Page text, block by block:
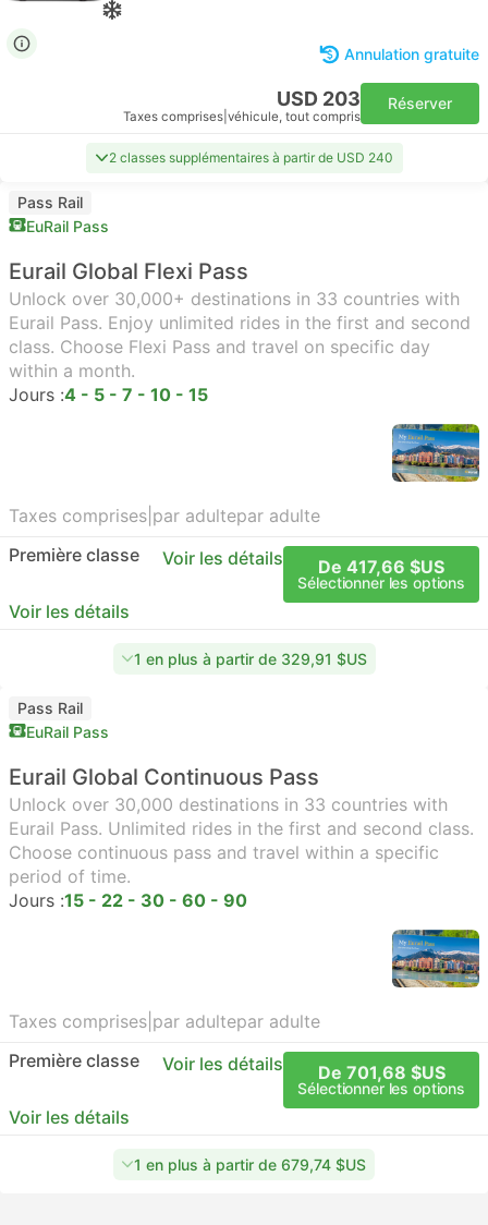
Annulation gratuite
USD 203
Taxes comprises véhicule, tout compris
Réserver
2 classes supplémentaires à partir de USD 240
Pass Rail
EuRail Pass
Eurail Global Flexi Pass
Unlock over 30,000+ destinations in 33 countries with
Eurail Pass. Enjoy unlimited rides in the first and second
class. Choose Flexi Pass and travel on specific day
within a month.
Jours :4 - 5 - 7 - 10 - 15
Taxes comprises par adultepar adulte
Première classe
Voir les détails De 417,66 $US
Sélectionner les options
Voir les détails
1 en plus à partir de 329,91 $US
Pass Rail
EuRail Pass
Eurail Global Continuous Pass
Unlock over 30,000 destinations in 33 countries with
Eurail Pass. Unlimited rides in the first and second class.
Choose continuous pass and travel within a specific
period of time.
Jours :15 - 22 - 30 - 60 - 90
Taxes comprises par adultepar adulte
Première classe
Voir les détails De 701,68 $US
Sélectionner les options
Voir les détails
1 en plus à partir de 679,74 $US